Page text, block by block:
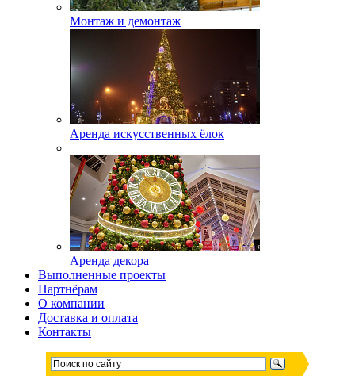
Монтаж и демонтаж
Аренда искусственных ёлок
Аренда декора
Выполненные проекты
Партнёрам
О компании
Доставка и оплата
Контакты